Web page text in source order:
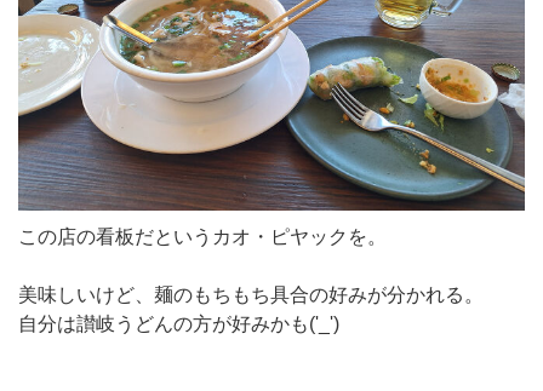
この店の看板だというカオ・ピヤックを。
美味しいけど、麺のもちもち具合の好みが分かれる。
自分は讃岐うどんの方が好みかも('_')